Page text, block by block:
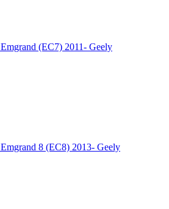
Emgrand (EC7) 2011- Geely
Emgrand 8 (EC8) 2013- Geely